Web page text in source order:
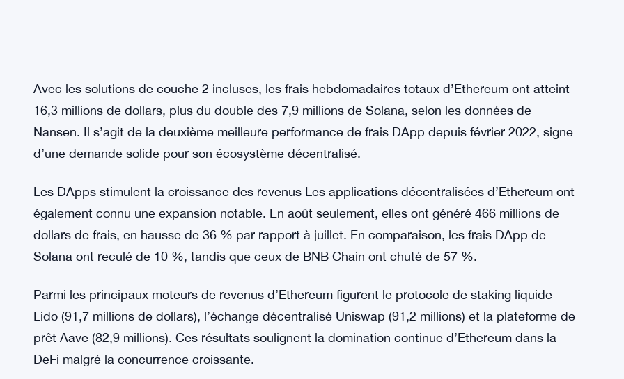
Avec les solutions de couche 2 incluses, les frais hebdomadaires totaux d’Ethereum ont atteint
16,3 millions de dollars, plus du double des 7,9 millions de Solana, selon les données de
d’une demande solide pour son écosystème décentralisé.
Les DApps stimulent la croissance des revenus Les applications décentralisées d’Ethereum ont
également connu une expansion notable. En août seulement, elles ont généré 466 millions de